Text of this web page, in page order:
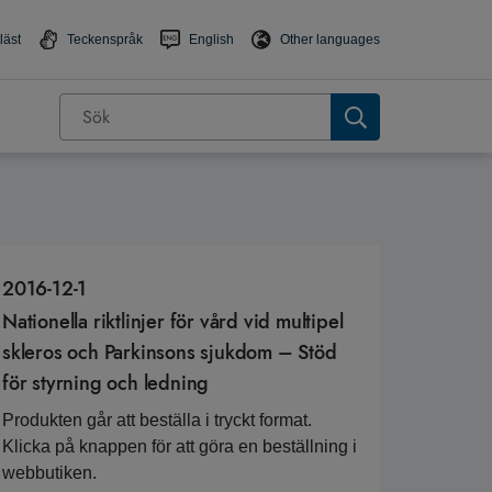
Teckenspråk English Other languages
2016-12-1
Nationella riktlinjer för vård vid multipel
skleros och Parkinsons sjukdom – Stöd
för styrning och ledning
Produkten går att beställa i tryckt format.
Klicka på knappen för att göra en beställning i
webbutiken.